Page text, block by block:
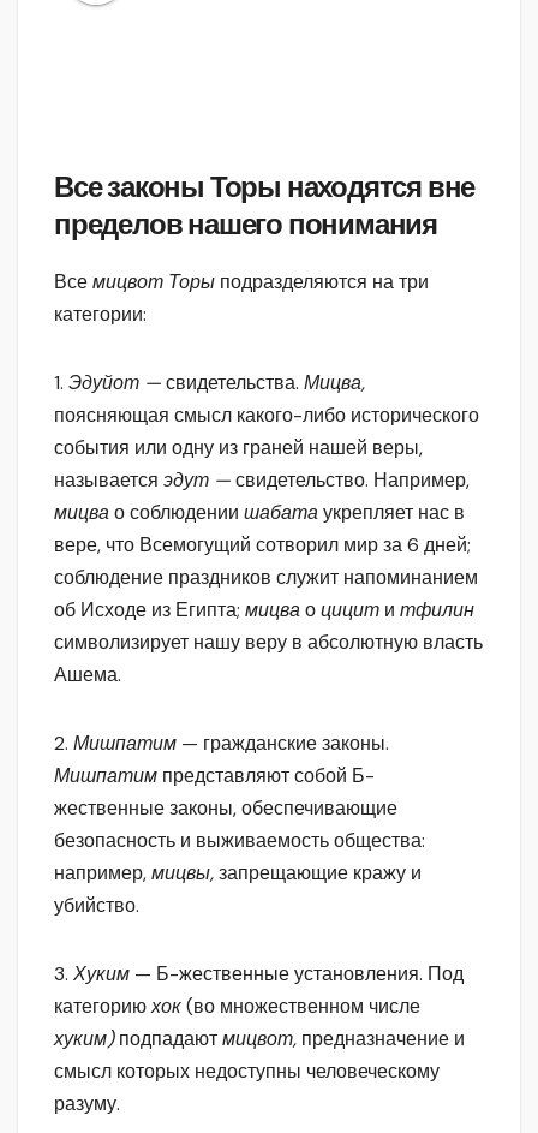
Все законы Торы находятся вне
пределов нашего понимания
Всемицвот Торы подразделяются на три
категории:
1. Эдуйот —свидетельства. Мицва,
поясняющая смысл какого-либо исторического
события или одну из граней нашей веры,
называется эдут —свидетельство. Например,
мицвао соблюдении шабатаукрепляет нас в
вере, что Всемогущий сотворил мир за 6 дней;
соблюдение праздников служит напоминанием
об Исходе из Египта; мицваоцицит и тфилин
символизирует нашу веру в абсолютную власть
Ашема.
2. Мишпатим — гражданские законы.
Мишпатим представляют собой Б-
жественные законы, обеспечивающие
безопасность и выживаемость общества:
например,мицвы,запрещающие кражу и
убийство.
3. Хуким — Б-жественные установления. Под
категориюхок(во множественном числе
хуким)подпадаютмицвот, предназначение и
смысл которых недоступны человеческому
разуму.